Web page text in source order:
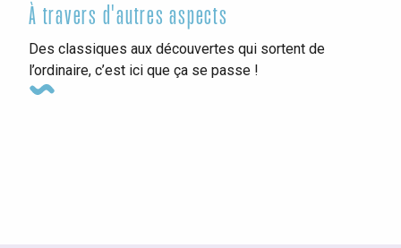
À travers d'autres aspects
Des classiques aux découvertes qui sortent de
l’ordinaire, c’est ici que ça se passe !